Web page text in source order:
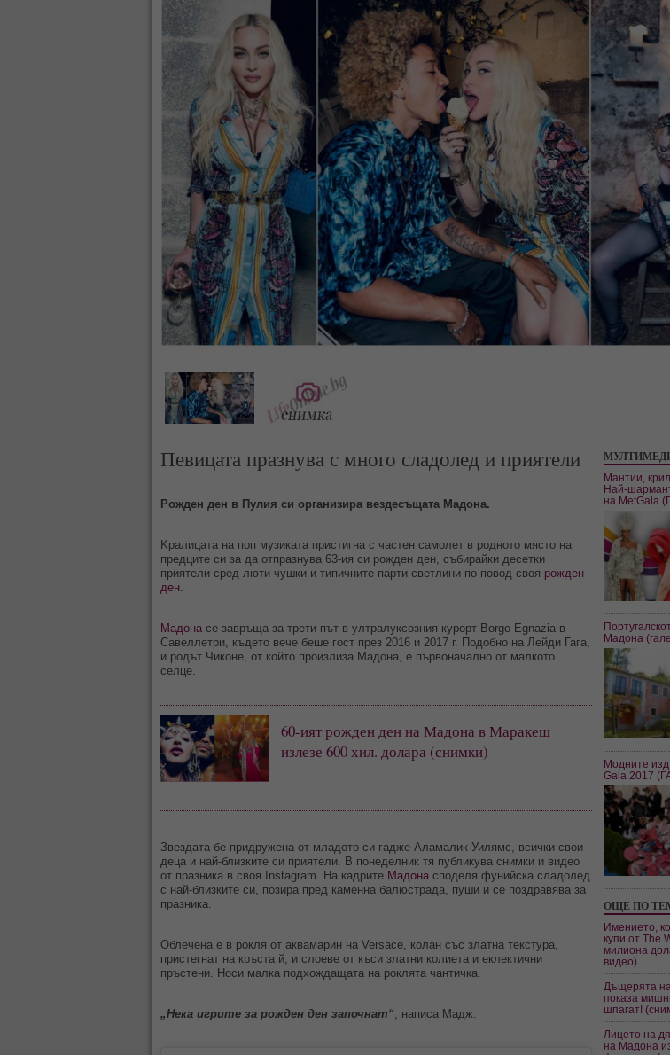
Певицата празнува с много сладолед и приятели
Рожден ден в Пулия си организира вездесъщата Мадона.
Kралицата на поп музиката пристигна с частен самолет в родното място на
предците си за да отпразнува 63-ия си рожден ден, събирайки десетки
приятели сред люти чушки и типичните парти светлини по повод своя рожден
ден.
Мадона се завръща за трети път в ултралуксозния курорт Borgo Egnazia в
Савеллетри, където вече беше гост през 2016 и 2017 г. Подобно на Лейди Гага,
и родът Чиконе, от който произлиза Мадона, е първоначално от малкото
селце.
60-ият рожден ден на Мадона в Маракеш
излезе 600 хил. долара (снимки)
Звездата бе придружена от младото си гадже Аламалик Уилямс, всички свои
деца и най-близките си приятели. В понеделник тя публикува снимки и видео
от празника в своя Instagram. На кадрите Мадона споделя фунийска сладолед
с най-близките си, позира пред каменна балюстрада, пуши и се поздравява за
празника.
Облечена е в рокля от аквамарин на Versace, колан със златна текстура,
пристегнат на кръста й, и слоеве от къси златни колиета и еклектични
пръстени. Носи малка подхождащата на роклята чантичка.
„Нека игрите за рожден ден започнат“, написа Мадж.
Мантии,
Най-
на MetGala
Мадона
Модните
Gala 2017
ОЩЕ ПО
Имението,
купи от The
милиона
видео)
Дъщерята
показа
шпагат!
Лицето на
на Мадона